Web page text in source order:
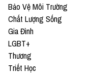
Bảo Vệ Môi Trường
Chất Lượng Sống
Gia Đình
LGBT+
Thương
Triết Học